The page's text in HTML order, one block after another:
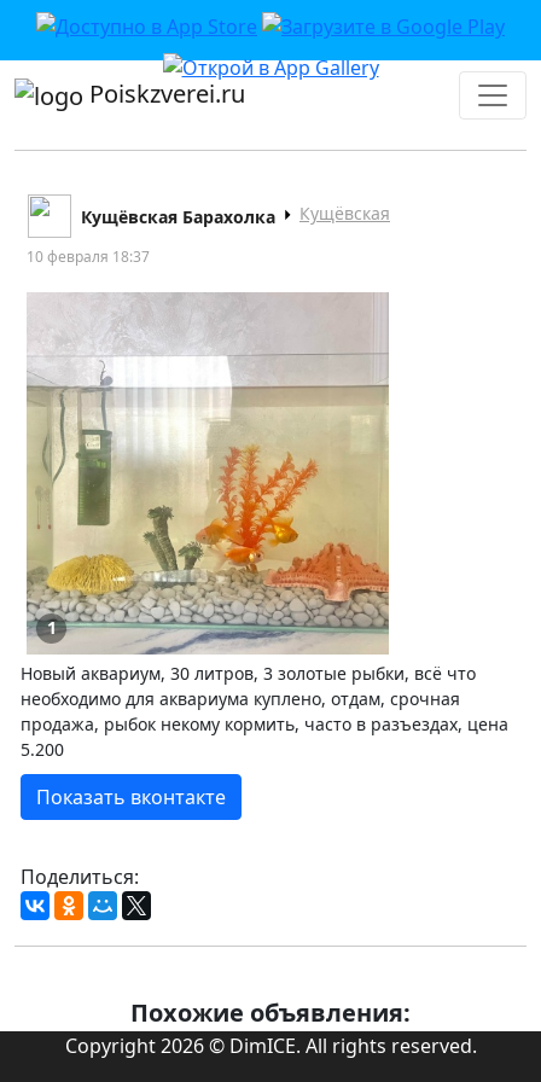
Poiskzverei.ru
Кущёвская Барахолка Кущёвская
10 февраля 18:37
1
Новый аквариум, 30 литров, 3 золотые рыбки, всё что
необходимо для аквариума куплено, отдам, срочная
продажа, рыбок некому кормить, часто в разъездах, цена
5.200
Показать вконтакте
Поделиться:
Похожие объявления:
Copyright 2026 © DimICE. All rights reserved.